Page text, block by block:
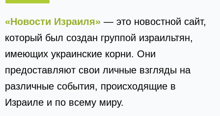
«Новости Израиля» — это новостной сайт,
который был создан группой израильтян,
имеющих украинские корни. Они
предоставляют свои личные взгляды на
различные события, происходящие в
Израиле и по всему миру.